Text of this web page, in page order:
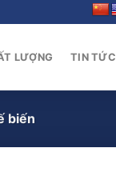
LƯỢNG TIN TỨC
biến